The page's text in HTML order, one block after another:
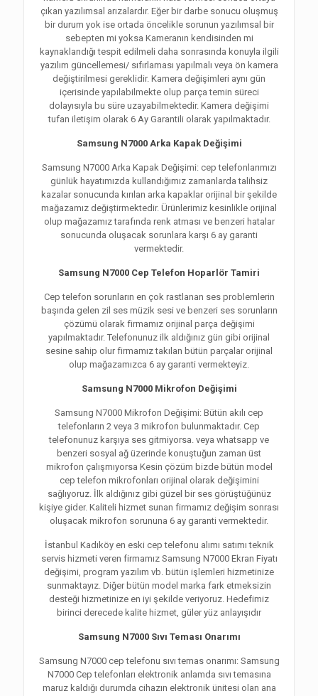
çıkan yazılımsal arızalardır. Eğer bir darbe sonucu oluşmuş
bir durum yok ise ortada öncelikle sorunun yazılımsal bir
sebepten mi yoksa Kameranın kendisinden mi
kaynaklandığı tespit edilmeli daha sonrasında konuyla ilgili
yazılım güncellemesi/ sıfırlaması yapılmalı veya ön kamera
değiştirilmesi gereklidir. Kamera değişimleri aynı gün
içerisinde yapılabilmekte olup parça temin süreci
dolayısıyla bu süre uzayabilmektedir. Kamera değişimi
tufan iletişim olarak 6 Ay Garantili olarak yapılmaktadır.
Samsung N7000 Arka Kapak Değişimi
Samsung N7000 Arka Kapak Değişimi: cep telefonlarımızı
günlük hayatımızda kullandığımız zamanlarda talihsiz
kazalar sonucunda kırılan arka kapaklar orijinal bir şekilde
mağazamız değiştirmektedir. Ürünlerimiz kesinlikle orijinal
olup mağazamız tarafında renk atması ve benzeri hatalar
sonucunda oluşacak sorunlara karşı 6 ay garanti
vermektedir.
Samsung N7000 Cep Telefon Hoparlör Tamiri
Cep telefon sorunların en çok rastlanan ses problemlerin
başında gelen zil ses müzik sesi ve benzeri ses sorunların
çözümü olarak firmamız orijinal parça değişimi
yapılmaktadır. Telefonunuz ilk aldığınız gün gibi orijinal
sesine sahip olur firmamız takılan bütün parçalar orijinal
olup mağazamızca 6 ay garanti vermekteyiz.
Samsung N7000 Mikrofon Değişimi
Samsung N7000 Mikrofon Değişimi: Bütün akılı cep
telefonların 2 veya 3 mikrofon bulunmaktadır. Cep
telefonunuz karşıya ses gitmiyorsa. veya whatsapp ve
benzeri sosyal ağ üzerinde konuştuğun zaman üst
mikrofon çalışmıyorsa Kesin çözüm bizde bütün model
cep telefon mikrofonları orijinal olarak değişimini
sağlıyoruz. İlk aldığınız gibi güzel bir ses görüştüğünüz
kişiye gider. Kaliteli hizmet sunan firmamız değişim sonrası
oluşacak mikrofon sorununa 6 ay garanti vermektedir.
İstanbul Kadıköy en eski cep telefonu alımı satımı teknik
servis hizmeti veren firmamız Samsung N7000 Ekran Fiyatı
değişimi, program yazılım vb. bütün işlemleri hizmetinize
sunmaktayız. Diğer bütün model marka fark etmeksizin
desteği hizmetinize en iyi şekilde veriyoruz. Hedefimiz
birinci derecede kalite hizmet, güler yüz anlayışıdır
Samsung N7000 Sıvı Teması Onarımı
Samsung N7000 cep telefonu sıvı temas onarımı: Samsung
N7000 Cep telefonları elektronik anlamda sıvı temasına
maruz kaldığı durumda cihazın elektronik ünitesi olan ana